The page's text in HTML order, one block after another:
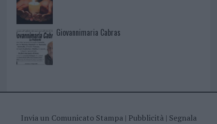
Giovannimaria Cabras
Invia un Comunicato Stampa| Pubblicità| Segnala